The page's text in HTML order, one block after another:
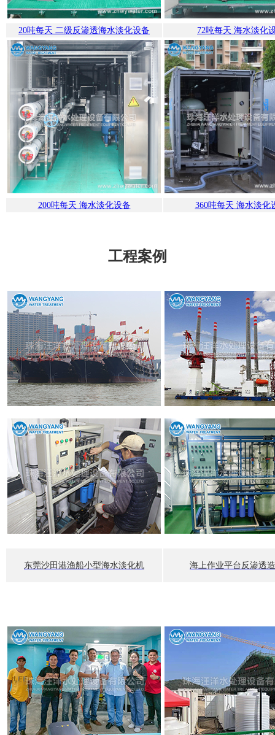
20吨每天 二级反渗透海水淡化设备 72吨每天 海水淡化
200吨每天 海水淡化设备 360吨每天 海水淡化
工程案例
东莞沙田港渔船小型海水淡化机 海上作业平台反渗透